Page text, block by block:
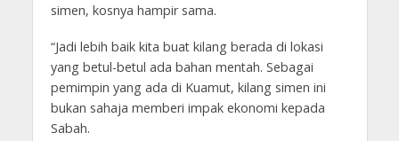
simen, kosnya hampir sama.
“Jadi lebih baik kita buat kilang berada di lokasi
yang betul-betul ada bahan mentah. Sebagai
pemimpin yang ada di Kuamut, kilang simen ini
bukan sahaja memberi impak ekonomi kepada
Sabah.